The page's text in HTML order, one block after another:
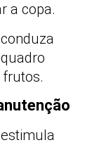
a copa.
frutos.